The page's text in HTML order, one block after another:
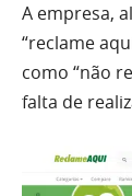
A empresa,
“reclame
como “não
falta de